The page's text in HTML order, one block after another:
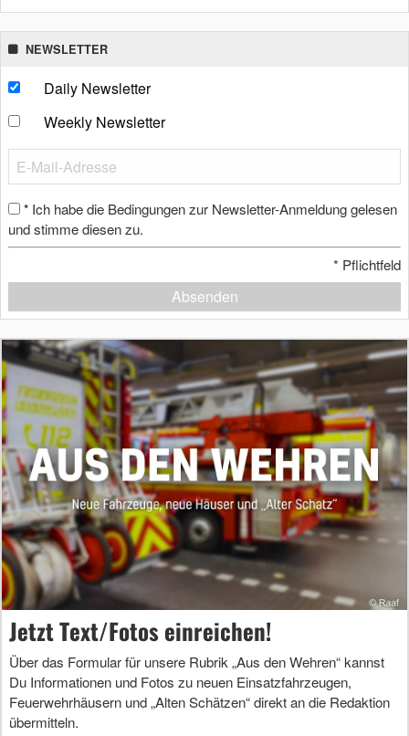
NEWSLETTER
Daily Newsletter
Weekly Newsletter
* Ich habe die Bedingungen zur Newsletter-Anmeldung gelesen
und stimme diesen zu.
* Pflichtfeld
Absenden
Jetzt Text/Fotos einreichen!
Über das Formular für unsere Rubrik „Aus den Wehren“ kannst
Du Informationen und Fotos zu neuen Einsatzfahrzeugen,
Feuerwehrhäusern und „Alten Schätzen“ direkt an die Redaktion
übermitteln.